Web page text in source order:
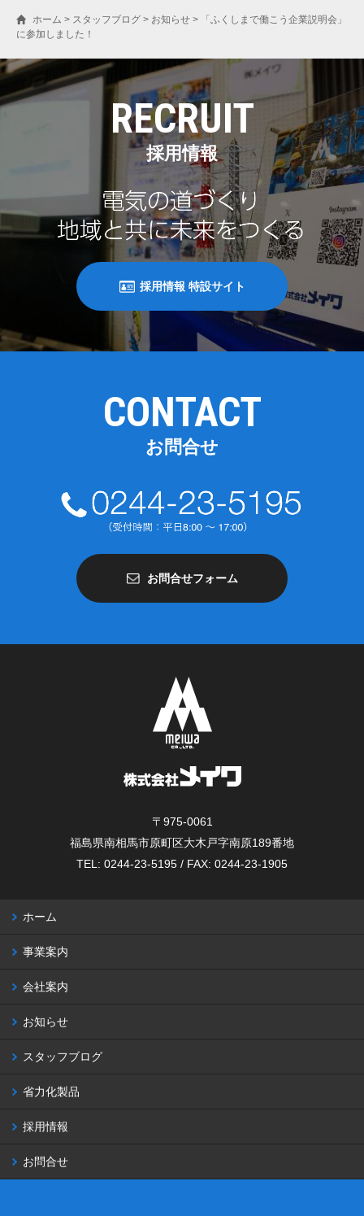
ホーム > スタッフブログ > お知らせ >
「ふくしまで働こう企業説明会」
に参加しました！
RECRUIT
採用情報
採用情報 特設サイト
CONTACT
お問合せ
お問合せフォーム
〒975-0061
福島県南相馬市原町区大木戸字南原189番地
TEL: 0244-23-5195 / FAX: 0244-23-1905
ホーム
事業案内
会社案内
お知らせ
スタッフブログ
省力化製品
採用情報
お問合せ